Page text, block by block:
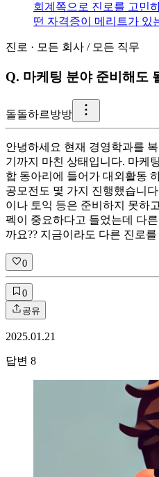
회계쪽으로 진로를 고민
떤 자격증이 메리트가 있
진로 · 모든 회사 / 모든 직무
Q. 마케팅 분야 준비해도
돌돌하르방방
안녕하세요 현재 경영학과를
기까지 마친 상태입니다. 마케
합 동아리에 들어가 대외활동
공모전도 몇 가지 진행했습니
이나 토익 등은 준비하지 못하
펙이 중요하다고 들었는데 다
까요?? 지금이라도 다른 진로
0
0
공유
2025.01.21
답변 8